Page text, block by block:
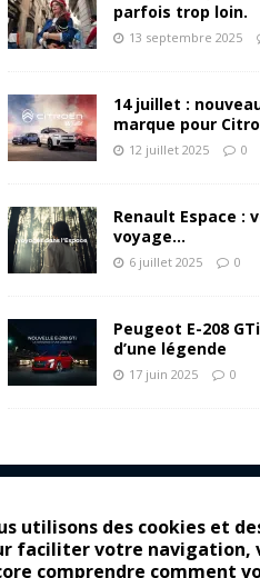
utilisons des cookies et
faciliter votre navigation,
comprendre comment
parfois trop loin.
13 septembre 2025
14 juillet :
marque pour
12 juillet 2025 0
Renault Espace :
voyage…
6 juillet 2025 0
Peugeot E-208
d’une légende
17 juin 2025 0
Sandero : pour les gens vrais